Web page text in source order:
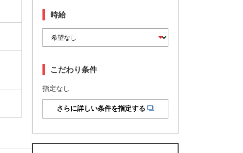
時給
こだわり条件
指定なし
さらに詳しい条件を指定する